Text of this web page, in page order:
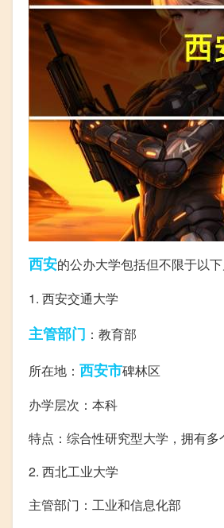
西安的公办大学包括但不限于以下
1. 西安交通大学
主管部门 ：教育部
所在地： 西安市碑林区
办学层次：本科
特点：综合性研究型大学，拥有多
2. 西北工业大学
主管部门：工业和信息化部